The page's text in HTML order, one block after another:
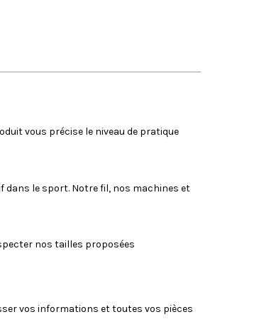
vous précise le niveau de pratique
dans le sport. Notre fil, nos machines et
nos tailles proposées
vos informations et toutes vos pièces